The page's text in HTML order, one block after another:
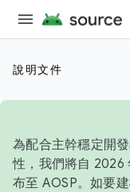
說明文件
為配合主幹穩定開
性，我們將自 2026
布至 AOSP。如要